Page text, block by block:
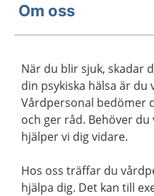
Om oss
När du blir sjuk, skadar
din psykiska hälsa är du
Vårdpersonal bedömer
och ger råd. Behöver
hjälper vi dig vidare.
Hos oss träffar du
hjälpa dig. Det kan till